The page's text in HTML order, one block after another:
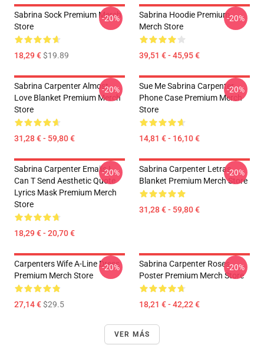
Sabrina Sock Premium Merch
Store
18,29 €$19.89
-20%
Sabrina Hoodie Premium
Merch Store
39,51 € - 45,95 €
-20%
Sabrina Carpenter Almost
Love Blanket Premium Merch
Store
31,28 € - 59,80 €
-20%
Sue Me Sabrina Carpenter
Phone Case Premium Merch
Store
14,81 € - 16,10 €
-20%
Sabrina Carpenter Emails I
Can T Send Aesthetic Quote
Lyrics Mask Premium Merch
Store
18,29 € - 20,70 €
-20%
Sabrina Carpenter Letras
Blanket Premium Merch Store
31,28 € - 59,80 €
-20%
Carpenters Wife A-Line Dress
Premium Merch Store
27,14 €$29.5
-20%
Sabrina Carpenter Roses
Poster Premium Merch Store
18,21 € - 42,22 €
-20%
VER MÁS